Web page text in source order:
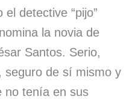
detective “pijo”
la novia de
Santos. Serio,
seguro de sí mismo y
no tenía en sus